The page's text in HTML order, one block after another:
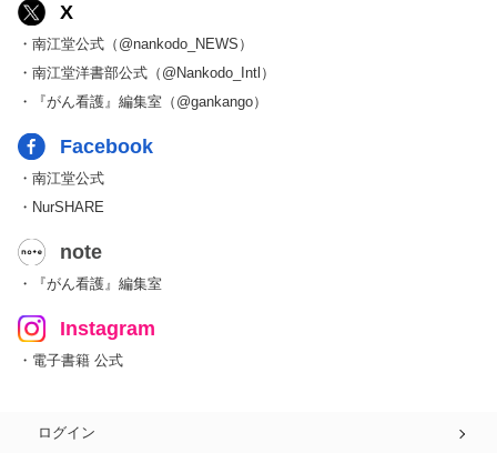
X
・南江堂公式（@nankodo_NEWS）
・南江堂洋書部公式（@Nankodo_Intl）
・『がん看護』編集室（@gankango）
Facebook
・南江堂公式
・NurSHARE
note
・『がん看護』編集室
Instagram
・電子書籍 公式
ログイン